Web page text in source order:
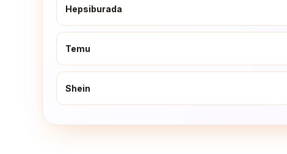
Hepsiburada
Temu
Shein